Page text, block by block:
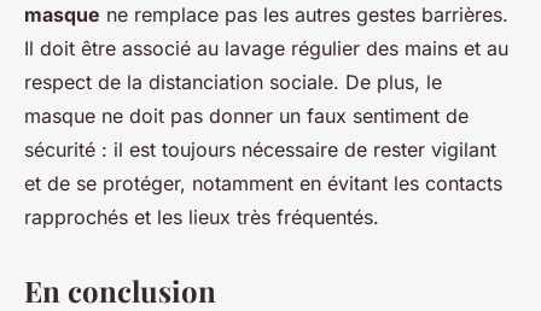
masque ne remplace pas les autres gestes barrières.
Il doit être associé au lavage régulier des mains et au
respect de la distanciation sociale. De plus, le
masque ne doit pas donner un faux sentiment de
sécurité : il est toujours nécessaire de rester vigilant
et de se protéger, notamment en évitant les contacts
rapprochés et les lieux très fréquentés.
En conclusion